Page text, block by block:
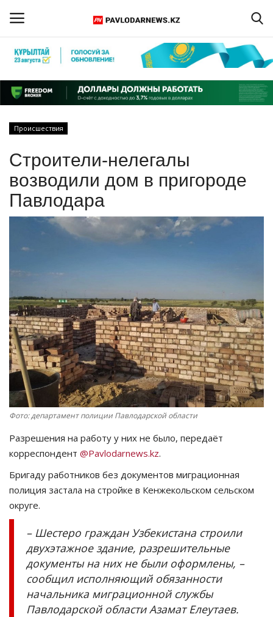
Регистрация
Главная
ПАВЛОДАРСКАЯ ОБЛАСТЬ
КАЗАХСТАН
СПОРТ
Чек-лист
РАЗВЛЕЧЕНИЯ
OFFICIAL
Курултай
Язык
Қазақша Русский
Происшествия
Строители-нелегалы
возводили дом в пригороде
Павлодара
Фото: департамент полиции Павлодарской области
Разрешения на работу у них не было, передаёт
корреспондент @Pavlodarnews.kz.
Бригаду работников без документов миграционная
полиция застала на стройке в Кенжекольском сельском
округе.
– Шестеро граждан Узбекистана строили
двухэтажное здание, разрешительные
документы на них не были оформлены, –
сообщил исполняющий обязанности
начальника миграционной службы
Павлодарской области Азамат Елеутаев.